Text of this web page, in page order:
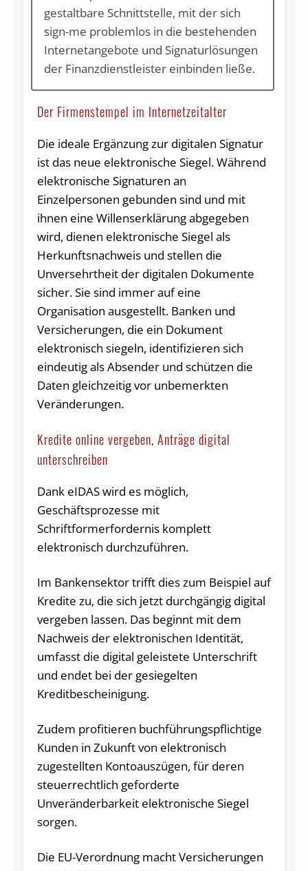
gestaltbare Schnittstelle, mit der sich
sign-me problemlos in die bestehenden
Internetangebote und Signaturlösungen
der Finanzdienstleister einbinden ließe.
Der Firmenstempel im Internetzeitalter
Die ideale Ergänzung zur digitalen Signatur
ist das neue elektronische Siegel. Während
elektronische Signaturen an
Einzelpersonen gebunden sind und mit
ihnen eine Willenserklärung abgegeben
wird, dienen elektronische Siegel als
Herkunftsnachweis und stellen die
Unversehrtheit der digitalen Dokumente
sicher. Sie sind immer auf eine
Organisation ausgestellt. Banken und
Versicherungen, die ein Dokument
elektronisch siegeln, identifizieren sich
eindeutig als Absender und schützen die
Daten gleichzeitig vor unbemerkten
Veränderungen.
Kredite online vergeben, Anträge digital
unterschreiben
Dank eIDAS wird es möglich,
Geschäftsprozesse mit
Schriftformerfordernis komplett
elektronisch durchzuführen.
Im Bankensektor trifft dies zum Beispiel auf
Kredite zu, die sich jetzt durchgängig digital
vergeben lassen. Das beginnt mit dem
Nachweis der elektronischen Identität,
umfasst die digital geleistete Unterschrift
und endet bei der gesiegelten
Kreditbescheinigung.
Zudem profitieren buchführungspflichtige
Kunden in Zukunft von elektronisch
zugestellten Kontoauszügen, für deren
steuerrechtlich geforderte
Unveränderbarkeit elektronische Siegel
sorgen.
Die EU-Verordnung macht Versicherungen